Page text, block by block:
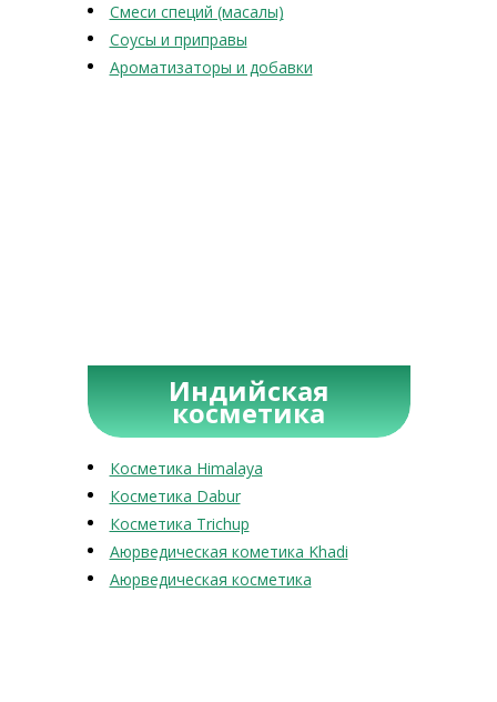
Смеси специй (масалы)
Соусы и приправы
Ароматизаторы и добавки
Индийская
косметика
Косметика Himalaya
Косметика Dabur
Косметика Trichup
Аюрведическая кометика Khadi
Аюрведическая косметика